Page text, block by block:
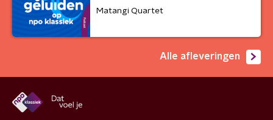
Matangi Quartet
Alle afleveringen